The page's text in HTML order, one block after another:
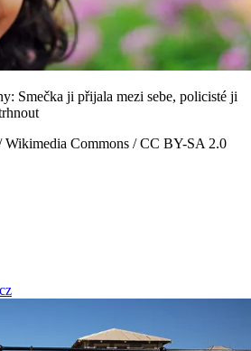
Smečka ji přijala mezi sebe, policisté ji
Wikimedia Commons / CC BY-SA 2.0